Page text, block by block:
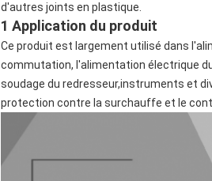
d'autres joints en plastique.
1 Application du produit
Ce produit est largement utilisé dans
commutation, l'alimentation électrique
soudage du redresseur,instruments et
protection contre la surchauffe et le